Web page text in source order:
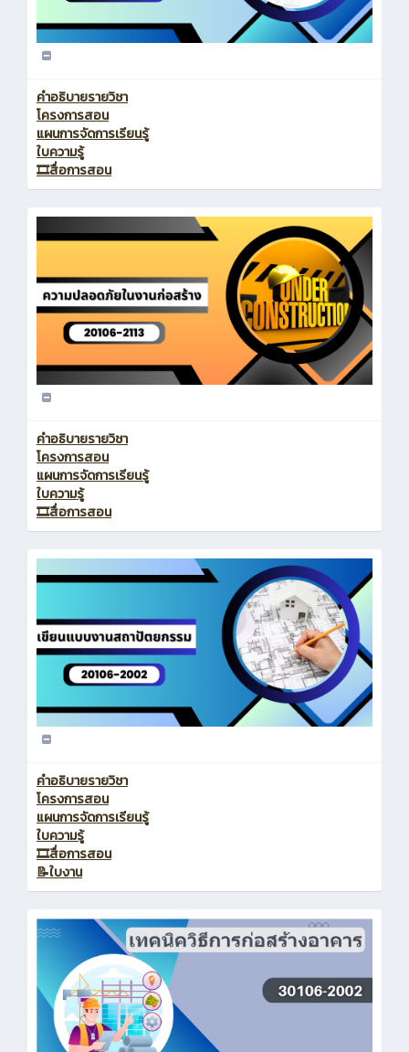
คำอธิบายรายวิชา
โครงการสอน
แผนการจัดการเรียนรู้
ใบความรู้
🎞️สื่อการสอน
คำอธิบายรายวิชา
โครงการสอน
แผนการจัดการเรียนรู้
ใบความรู้
🎞️สื่อการสอน
คำอธิบายรายวิชา
โครงการสอน
แผนการจัดการเรียนรู้
ใบความรู้
🎞️สื่อการสอน
📝ใบงาน